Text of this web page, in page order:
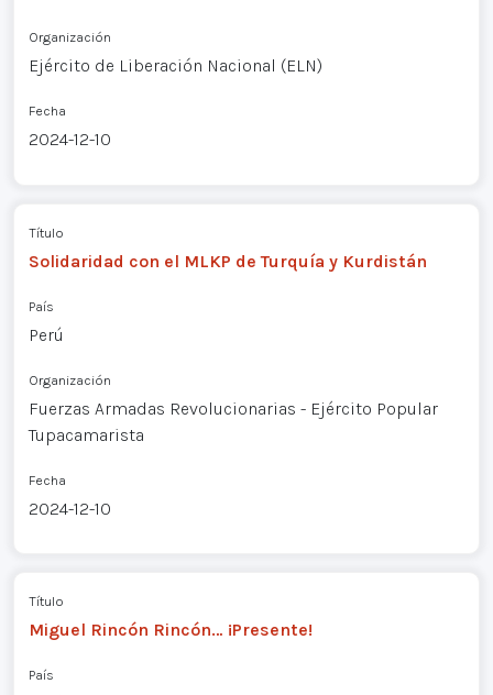
Organización
Ejército de Liberación Nacional (ELN)
Fecha
2024-12-10
Título
Solidaridad con el MLKP de Turquía y Kurdistán
País
Perú
Organización
Fuerzas Armadas Revolucionarias - Ejército Popular
Tupacamarista
Fecha
2024-12-10
Título
Miguel Rincón Rincón… ¡Presente!
País